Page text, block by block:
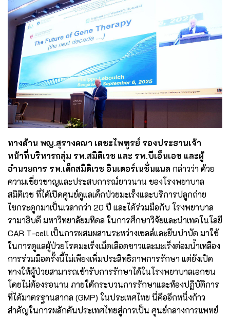
ทางด้าน พญ.สุรางคณา เตชะไพฑูรย์ รองประธานเจ้า
หน้าที่บริหารกลุ่ม รพ.สมิติเวช และ รพ.บีเอ็นเอช และผู้
อำนวยการ รพ.เด็กสมิติเวช อินเตอร์เนชั่นแนล กล่าวว่า ด้วย
ความเชี่ยวชาญและประสบการณ์ยาวนาน ของโรงพยาบาล
สมิติเวช ที่ได้เปิดศูนย์ดูแลเด็กป่วยมะเร็งและบริการปลูกถ่าย
ไขกระดูกมาเป็นเวลากว่า 20 ปี และได้ร่วมมือกับ โรงพยาบาล
รามาธิบดี มหาวิทยาลัยมหิดล ในการศึกษาวิจัยและนำเทคโนโลยี
CAR T-cell เป็นการผสมผสานระหว่างเซลล์และยีนบำบัด มาใช้
ในการดูแลผู้ป่วยโรคมะเร็งเม็ดเลือดขาวและมะเร็งต่อมน้ำเหลือง
การร่วมมือครั้งนี้ไม่เพียงเพิ่มประสิทธิภาพการรักษา แต่ยังเปิด
ทางให้ผู้ป่วยสามารถเข้ารับการรักษาได้ในโรงพยาบาลเอกชน
โดยไม่ต้องรอนาน ภายใต้กระบวนการรักษาและห้องปฏิบัติการ
ที่ได้มาตรฐานสากล (GMP) ในประเทศไทย นี่คืออีกหนึ่งก้าว
สำคัญในการผลักดันประเทศไทยสู่การเป็น ศูนย์กลางการแพทย์